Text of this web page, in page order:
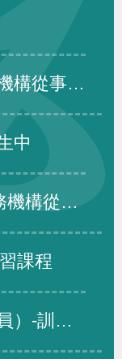
華民國一百十六年一月一日生效外，自即日生效。
中
構名單及績優免評名單
課程
發展組